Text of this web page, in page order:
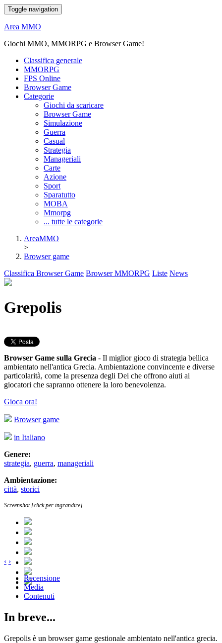
Toggle navigation
Area MMO
Giochi MMO, MMORPG e Browser Game!
Classifica generale
MMORPG
FPS Online
Browser Game
Categorie
Giochi da scaricare
Browser Game
Simulazione
Guerra
Casual
Strategia
Manageriali
Carte
Azione
Sport
Sparatutto
MOBA
Mmorpg
... tutte le categorie
AreaMMO
>
Browser game
Classifica Browser Game Browser MMORPG Liste News
Grepolis
Browser Game sulla Grecia - Il miglior gioco di strategia bellica
ambientato nell'antica Grecia. Ambientazione convincente e diverse
particolarità, come la presenza degli Dei che offrono aiuti ai
giocatori che sapranno ottenere la loro benevolenza.
Gioca ora!
Browser game
in Italiano
Genere:
strategia, guerra, manageriali
Ambientazione:
città, storici
Screenshot [click per ingrandire]
‹ ›
Recensione
Media
Contenuti
In breve...
Grepolis è un browser game gestionale ambientato nell'antica grecia.